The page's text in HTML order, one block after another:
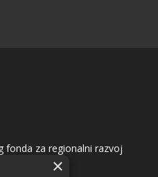
fonda za regionalni razvoj
×